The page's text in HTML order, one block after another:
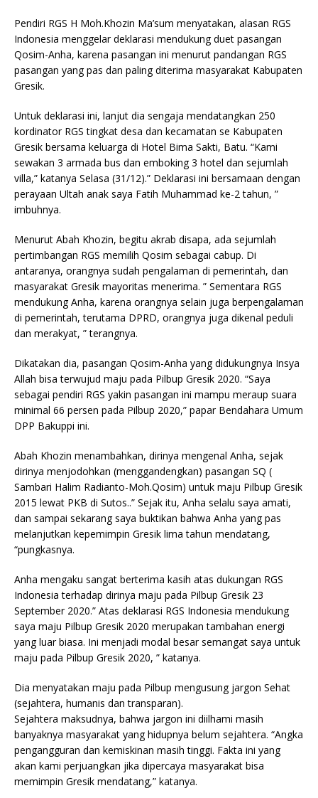
Pendiri RGS H Moh.Khozin Ma’sum menyatakan, alasan RGS
Indonesia menggelar deklarasi mendukung duet pasangan
Qosim-Anha, karena pasangan ini menurut pandangan RGS
pasangan yang pas dan paling diterima masyarakat Kabupaten
Gresik.
Untuk deklarasi ini, lanjut dia sengaja mendatangkan 250
kordinator RGS tingkat desa dan kecamatan se Kabupaten
Gresik bersama keluarga di Hotel Bima Sakti, Batu. “Kami
sewakan 3 armada bus dan emboking 3 hotel dan sejumlah
villa,” katanya Selasa (31/12).” Deklarasi ini bersamaan dengan
perayaan Ultah anak saya Fatih Muhammad ke-2 tahun, ”
imbuhnya.
Menurut Abah Khozin, begitu akrab disapa, ada sejumlah
pertimbangan RGS memilih Qosim sebagai cabup. Di
antaranya, orangnya sudah pengalaman di pemerintah, dan
masyarakat Gresik mayoritas menerima. ” Sementara RGS
mendukung Anha, karena orangnya selain juga berpengalaman
di pemerintah, terutama DPRD, orangnya juga dikenal peduli
dan merakyat, ” terangnya.
Dikatakan dia, pasangan Qosim-Anha yang didukungnya Insya
Allah bisa terwujud maju pada Pilbup Gresik 2020. “Saya
sebagai pendiri RGS yakin pasangan ini mampu meraup suara
minimal 66 persen pada Pilbup 2020,” papar Bendahara Umum
DPP Bakuppi ini.
Abah Khozin menambahkan, dirinya mengenal Anha, sejak
dirinya menjodohkan (menggandengkan) pasangan SQ (
Sambari Halim Radianto-Moh.Qosim) untuk maju Pilbup Gresik
2015 lewat PKB di Sutos..” Sejak itu, Anha selalu saya amati,
dan sampai sekarang saya buktikan bahwa Anha yang pas
melanjutkan kepemimpin Gresik lima tahun mendatang,
“pungkasnya.
Anha mengaku sangat berterima kasih atas dukungan RGS
Indonesia terhadap dirinya maju pada Pilbup Gresik 23
September 2020.” Atas deklarasi RGS Indonesia mendukung
saya maju Pilbup Gresik 2020 merupakan tambahan energi
yang luar biasa. Ini menjadi modal besar semangat saya untuk
maju pada Pilbup Gresik 2020, ” katanya.
Dia menyatakan maju pada Pilbup mengusung jargon Sehat
(sejahtera, humanis dan transparan).
Sejahtera maksudnya, bahwa jargon ini diilhami masih
banyaknya masyarakat yang hidupnya belum sejahtera. “Angka
pengangguran dan kemiskinan masih tinggi. Fakta ini yang
akan kami perjuangkan jika dipercaya masyarakat bisa
memimpin Gresik mendatang,” katanya.